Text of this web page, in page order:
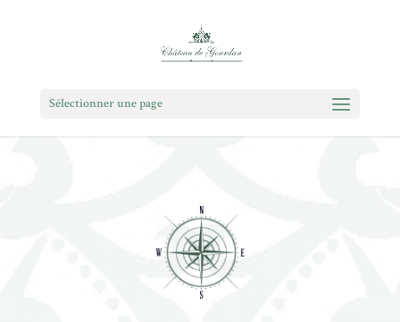
Sélectionner une page